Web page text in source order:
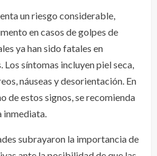
un riesgo considerable,
en casos de golpes de
ya han sido fatales en
síntomas incluyen piel seca,
náuseas y desorientación. En
de estos signos, se recomienda
inmediata.
subrayaron la importancia de